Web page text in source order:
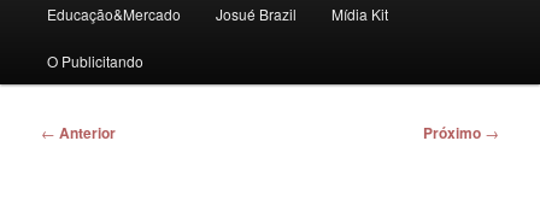
Educação&Mercado Josué Brazil Mídia Kit
O Publicitando
Navegação
← Anterior Próximo →